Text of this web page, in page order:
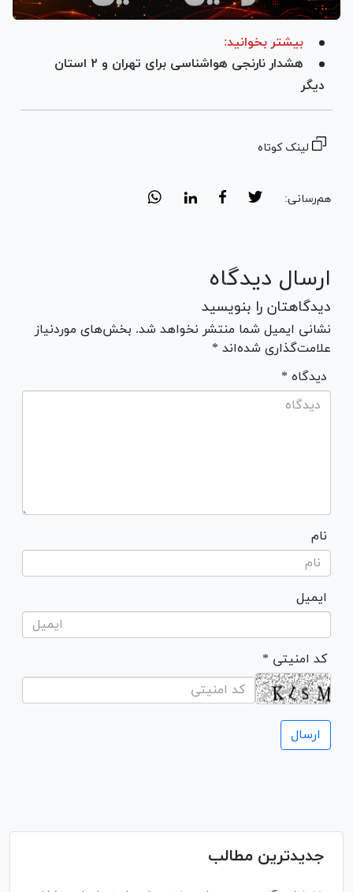
بیشتر بخوانید:
هشدار نارنجی هواشناسی برای تهران و ۲ استان
دیگر
لینک کوتاه
هم‌رسانی:
ارسال دیدگاه
دیدگاهتان را بنویسید
نشانی ایمیل شما منتشر نخواهد شد. بخش‌های موردنیاز
علامت‌گذاری شده‌اند *
* دیدگاه
نام
ایمیل
* کد امنیتی
جدیدترین مطالب